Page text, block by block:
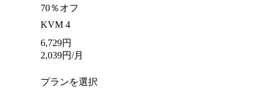
70％オフ
KVM 4
6,729円
2,039円/月
プランを選択